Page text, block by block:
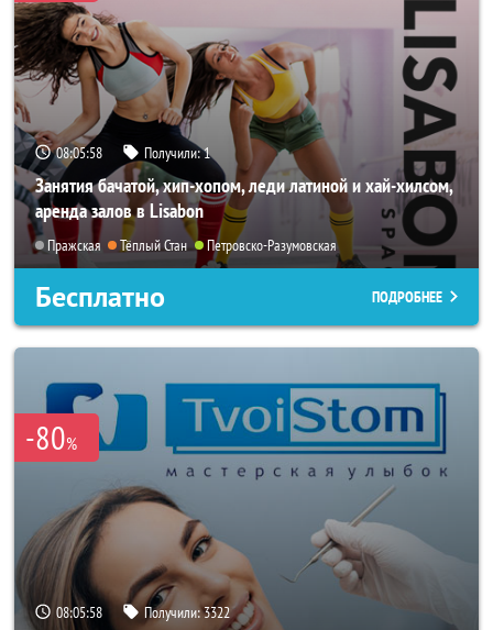
08:05:55 Получили:1
Занятия бачатой, хип-хопом, леди латиной и хай-хилсом,
аренда залов в Lisabon
Пражская Тёплый Стан Петровско-Разумовская
Бесплатно ПОДРОБНЕЕ
-80%
08:05:55 Получили:3322